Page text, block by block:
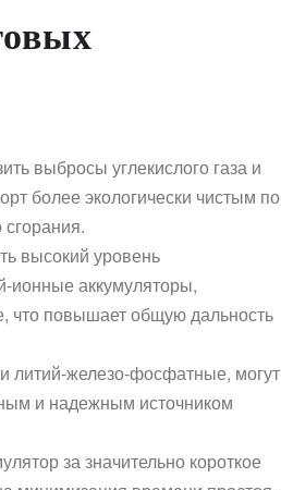
выбросы углекислого газа и
более экологически чистым по
высокий уровень
ионные аккумуляторы,
что повышает общую дальность
литий-железо-фосфатные, могут
и надежным источником
за значительно короткое